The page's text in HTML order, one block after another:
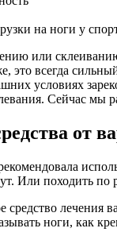
на ноги у
или
это всегда
условиях
Сейчас мы
от
Или походить по
средство лечения
ноги, как